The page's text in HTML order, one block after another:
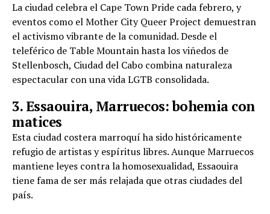
La ciudad celebra el Cape Town Pride cada febrero, y
eventos como el Mother City Queer Project demuestran
el activismo vibrante de la comunidad. Desde el
teleférico de Table Mountain hasta los viñedos de
Stellenbosch, Ciudad del Cabo combina naturaleza
espectacular con una vida LGTB consolidada.
3. Essaouira, Marruecos: bohemia con
matices
Esta ciudad costera marroquí ha sido históricamente
refugio de artistas y espíritus libres. Aunque Marruecos
mantiene leyes contra la homosexualidad, Essaouira
tiene fama de ser más relajada que otras ciudades del
país.